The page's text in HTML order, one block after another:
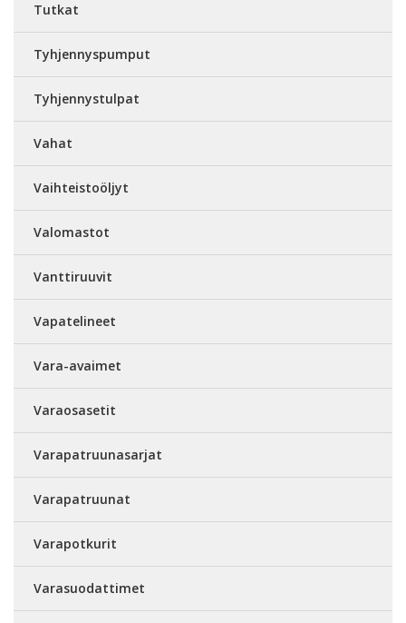
Tutkat
Tyhjennyspumput
Tyhjennystulpat
Vahat
Vaihteistoöljyt
Valomastot
Vanttiruuvit
Vapatelineet
Vara-avaimet
Varaosasetit
Varapatruunasarjat
Varapatruunat
Varapotkurit
Varasuodattimet